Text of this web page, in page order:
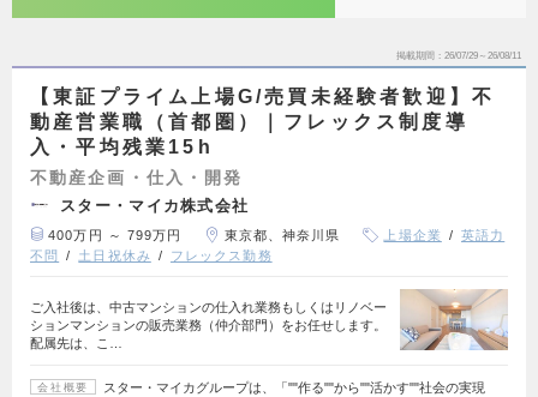
掲載期間 26/07/29～26/08/11
【東証プライム上場G/売買未経験者歓迎】不
動産営業職（首都圏）｜フレックス制度導
入・平均残業15h
不動産企画・仕入・開発
スター・マイカ株式会社
400万円 ～ 799万円 東京都、神奈川県 上場企業
英語力
不問
土日祝休み フレックス勤務
ご入社後は、中古マンションの仕入れ業務もしくはリノベー
ションマンションの販売業務（仲介部門）をお任せします。
配属先は、こ…
会社概要
スター・マイカグループは、「""作る""から""活かす""社会の実現